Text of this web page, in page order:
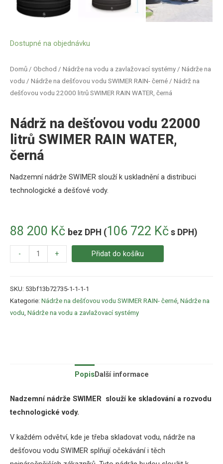
Domů / Obchod / Nádrže na vodu a zavlažovací systémy / Nádrže na
vodu / Nádrže na dešťovou vodu SWIMER RAIN- černé / Nádrž na
dešťovou vodu 22000 litrů SWIMER RAIN WATER, černá
Nádrž na dešťovou vodu 22000
litrů SWIMER RAIN WATER,
černá
88 200 Kč bez DPH (106 722 Kč s DPH)
Nadzemní nádrže SWIMER slouží k uskladnění a distribuci
technologické a dešťové vody.
Dostupné na objednávku
- + Přidat do košíku
SKU: 53bf13b72735-1-1-1-1
Kategorie: Nádrže na dešťovou vodu SWIMER RAIN- černé, Nádrže na
vodu, Nádrže na vodu a zavlažovací systémy
PopisDalší informace
Nadzemní nádrže SWIMER slouží ke skladování a rozvodu
technologické vody.
V každém odvětví, kde je třeba skladovat vodu, nádrže na
dešťovou vodu SWIMER splňují očekávání i těch